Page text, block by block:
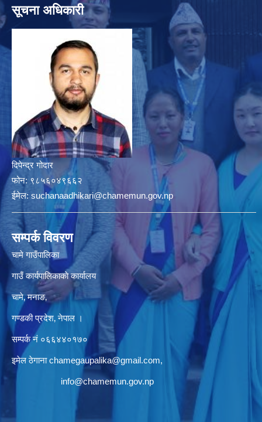
सूचना अधिकारी
दिपेन्द्र गोदार
फोन: ९८५६०४९६६२
ईमेल: suchanaadhikari@chamemun.gov.np
सम्पर्क विवरण
चामे गाउँपालिका
गाउँ कार्यपालिकाकाे कार्यालय
चामे‚ मनाङ‚
गण्डकी प्रदेश‚ नेपाल ।
सम्पर्क न‌ं‍ ०६६४४०१७०
इमेल ठेगानाchamegaupalika@gmail.com,
info@chamemun.gov.np